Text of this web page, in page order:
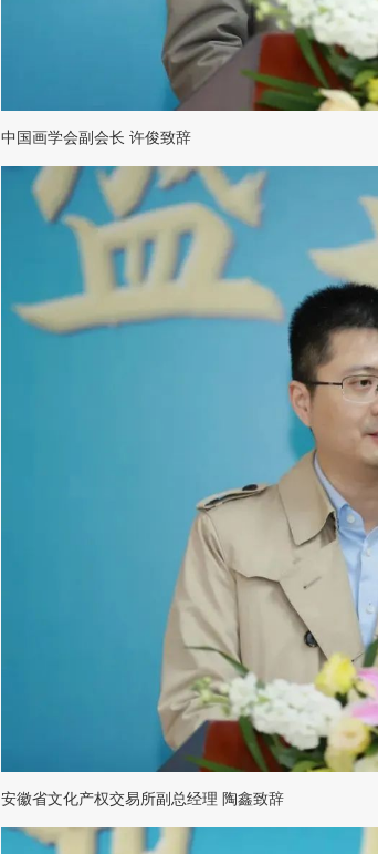
中国画学会副会长 许俊致辞
安徽省文化产权交易所副总经理 陶鑫致辞